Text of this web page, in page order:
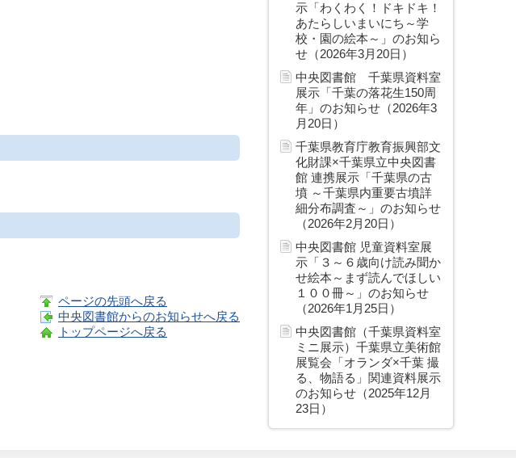
ページの先頭へ戻る
中央図書館からのお知らせへ戻る
トップページへ戻る
示「わくわく！ドキドキ！
あたらしいまいにち～学
校・園の絵本～」のお知ら
せ（2026年3月20日）
中央図書館 千葉県資料室
展示「千葉の落花生150周
年」のお知らせ（2026年3
月20日）
千葉県教育庁教育振興部文
化財課×千葉県立中央図書
館 連携展示「千葉県の古
墳 ～千葉県内重要古墳詳
細分布調査～」のお知らせ
（2026年2月20日）
中央図書館 児童資料室展
示「３～６歳向け読み聞か
せ絵本～まず読んでほしい
１００冊～」のお知らせ
（2026年1月25日）
中央図書館（千葉県資料室
ミニ展示）千葉県立美術館
展覧会「オランダ×千葉 撮
る、物語る」関連資料展示
のお知らせ（2025年12月
23日）